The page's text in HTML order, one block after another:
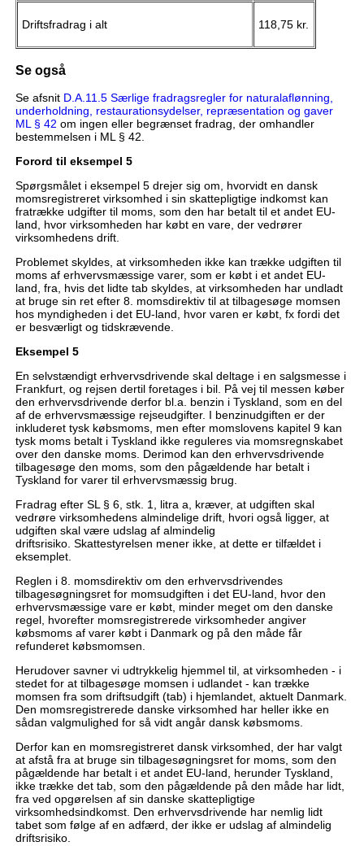
Driftsfradrag i alt 118,75 kr.
Se også
Se afsnit D.A.11.5 Særlige fradragsregler for naturalaflønning,
underholdning, restaurationsydelser, repræsentation og gaver
ML § 42 om ingen eller begrænset fradrag, der omhandler
bestemmelsen i ML § 42.
Forord til eksempel 5
Spørgsmålet i eksempel 5 drejer sig om, hvorvidt en dansk
momsregistreret virksomhed i sin skattepligtige indkomst kan
fratrække udgifter til moms, som den har betalt til et andet EU-
land, hvor virksomheden har købt en vare, der vedrører
virksomhedens drift.
Problemet skyldes, at virksomheden ikke kan trække udgiften til
moms af erhvervsmæssige varer, som er købt i et andet EU-
land, fra, hvis det lidte tab skyldes, at virksomheden har undladt
at bruge sin ret efter 8. momsdirektiv til at tilbagesøge momsen
hos myndigheden i det EU-land, hvor varen er købt, fx fordi det
er besværligt og tidskrævende.
Eksempel 5
En selvstændigt erhvervsdrivende skal deltage i en salgsmesse i
Frankfurt, og rejsen dertil foretages i bil. På vej til messen køber
den erhvervsdrivende derfor bl.a. benzin i Tyskland, som en del
af de erhvervsmæssige rejseudgifter. I benzinudgiften er der
inkluderet tysk købsmoms, men efter momslovens kapitel 9 kan
tysk moms betalt i Tyskland ikke reguleres via momsregnskabet
over den danske moms. Derimod kan den erhvervsdrivende
tilbagesøge den moms, som den pågældende har betalt i
Tyskland for varer til erhvervsmæssig brug.
Fradrag efter SL § 6, stk. 1, litra a, kræver, at udgiften skal
vedrøre virksomhedens almindelige drift, hvori også ligger, at
udgiften skal være udslag af almindelig
driftsrisiko. Skattestyrelsen mener ikke, at dette er tilfældet i
eksemplet.
Reglen i 8. momsdirektiv om den erhvervsdrivendes
tilbagesøgningsret for momsudgiften i det EU-land, hvor den
erhvervsmæssige vare er købt, minder meget om den danske
regel, hvorefter momsregistrerede virksomheder angiver
købsmoms af varer købt i Danmark og på den måde får
refunderet købsmomsen.
Herudover savner vi udtrykkelig hjemmel til, at virksomheden - i
stedet for at tilbagesøge momsen i udlandet - kan trække
momsen fra som driftsudgift (tab) i hjemlandet, aktuelt Danmark.
Den momsregistrerede danske virksomhed har heller ikke en
sådan valgmulighed for så vidt angår dansk købsmoms.
Derfor kan en momsregistreret dansk virksomhed, der har valgt
at afstå fra at bruge sin tilbagesøgningsret for moms, som den
pågældende har betalt i et andet EU-land, herunder Tyskland,
ikke trække det tab, som den pågældende på den måde har lidt,
fra ved opgørelsen af sin danske skattepligtige
virksomhedsindkomst. Den erhvervsdrivende har nemlig lidt
tabet som følge af en adfærd, der ikke er udslag af almindelig
driftsrisiko.